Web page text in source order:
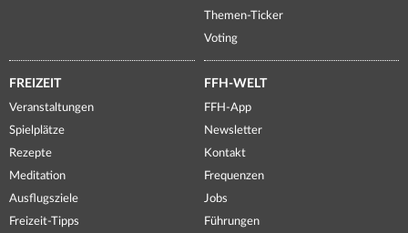
Themen-Ticker
Voting
FREIZEIT
Veranstaltungen
Spielplätze
Rezepte
Meditation
Ausflugsziele
Freizeit-Tipps
FFH-WELT
FFH-App
Newsletter
Kontakt
Frequenzen
Jobs
Führungen